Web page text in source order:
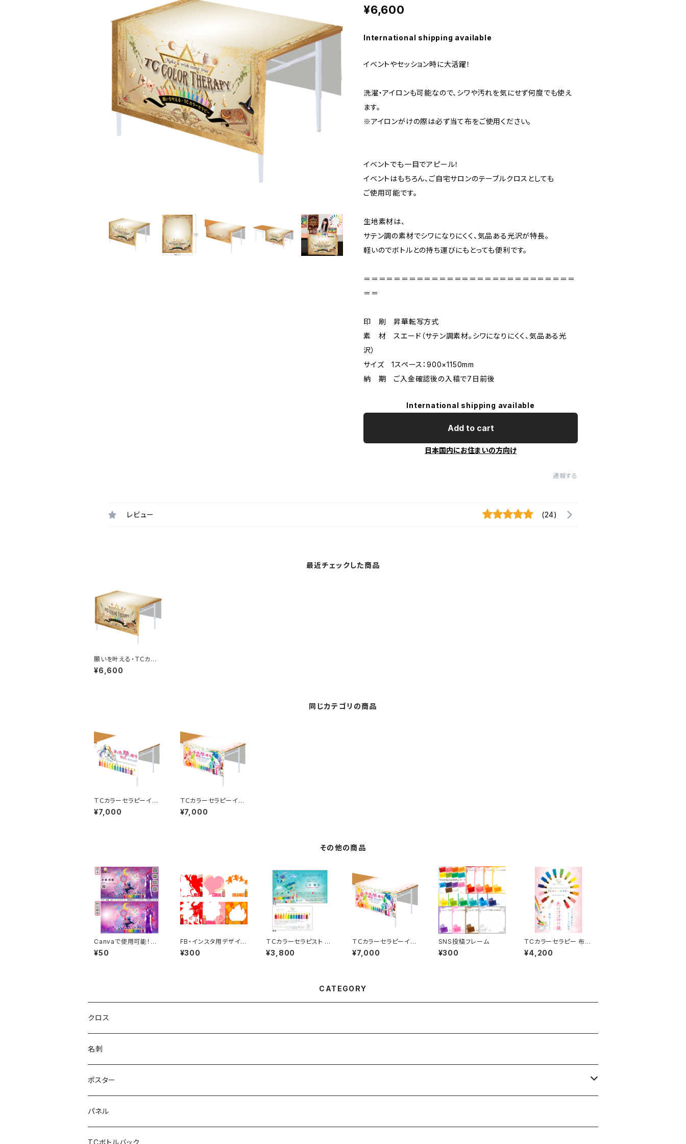
¥6,600
International shipping available
イベントやセッション時に大活躍！
洗濯・アイロンも可能なので、シワや汚れを気にせず何度でも使え
ます。
※アイロンがけの際は必ず当て布をご使用ください。
イベントでも一目でアピール！
イベントはもちろん、ご自宅サロンのテーブルクロスとしても
ご使用可能です。
生地素材は、
サテン調の素材でシワになりにくく、気品ある光沢が特長。
軽いのでボトルとの持ち運びにもとっても便利です。
＝＝＝＝＝＝＝＝＝＝＝＝＝＝＝＝＝＝＝＝＝＝＝＝＝＝＝＝
＝＝
印 刷 昇華転写方式
素 材 スエード（サテン調素材。シワになりにくく、気品ある光
沢）
サイズ 1スペース：900×1150mm
納 期 ご入金確認後の入稿で7日前後
International shipping available
Add to cart
日本国内にお住まいの方向け
通報する
レビュー (24)
最近チェックした商品
願いを叶える・ＴＣカラ
ーセラピーイベント・セ
ッション用テーブルクロ
¥6,600
同じカテゴリの商品
ＴＣカラーセラピーイベ
ント・セッション用テーブ
ルクロス
¥7,000
ＴＣカラーセラピーイベ
ント・セッション用テーブ
ルクロス
¥7,000
その他の商品
Canvaで使用可能！壁
紙画像素材 パープル
¥50
FB・インスタ用デザイン
フレーム 吹き出しその
他
¥300
ＴＣカラーセラピスト オ
リジナル名刺 50枚
¥3,800
ＴＣカラーセラピーイベ
ント・セッション用テーブ
ルクロス
¥7,000
SNS投稿フレーム
¥300
TCカラーセラピー 布地
ポスター A1サイズ
¥4,200
CATEGORY
クロス
名刺
ポスター
布地
紙
パネル